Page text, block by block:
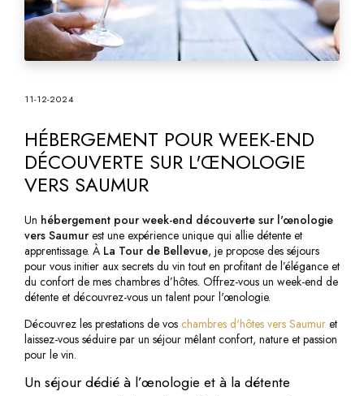
11-12-2024
HÉBERGEMENT POUR WEEK-END
DÉCOUVERTE SUR L'ŒNOLOGIE
VERS SAUMUR
Un hébergement pour week-end découverte sur l'œnologie
vers Saumur est une expérience unique qui allie détente et
apprentissage. À La Tour de Bellevue, je propose des séjours
pour vous initier aux secrets du vin tout en profitant de l’élégance et
du confort de mes chambres d’hôtes. Offrez-vous un week-end de
détente et découvrez-vous un talent pour l'œnologie.
Découvrez les prestations de vos chambres d'hôtes vers Saumur et
laissez-vous séduire par un séjour mêlant confort, nature et passion
pour le vin.
Un séjour dédié à l’œnologie et à la détente